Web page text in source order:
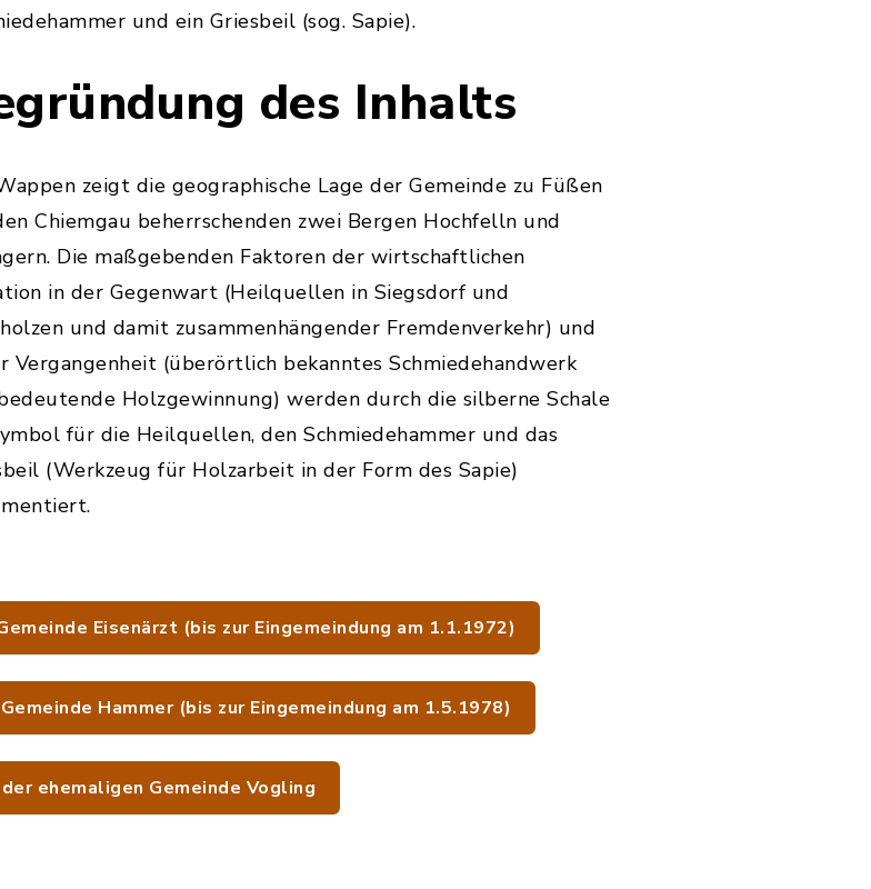
und ein Griesbeil (sog. Sapie).
des Inhalts
zeigt die geographische Lage der Gemeinde zu Füßen
Chiemgau beherrschenden zwei Bergen Hochfelln und
Die maßgebenden Faktoren der wirtschaftlichen
in der Gegenwart (Heilquellen in Siegsdorf und
und damit zusammenhängender Fremdenverkehr) und
Vergangenheit (überörtlich bekanntes Schmiedehandwerk
Holzgewinnung) werden durch die silberne Schale
für die Heilquellen, den Schmiedehammer und das
(Werkzeug für Holzarbeit in der Form des Sapie)
Eisenärzt (bis zur Eingemeindung am 1.1.1972)
Hammer (bis zur Eingemeindung am 1.5.1978)
ehemaligen Gemeinde Vogling